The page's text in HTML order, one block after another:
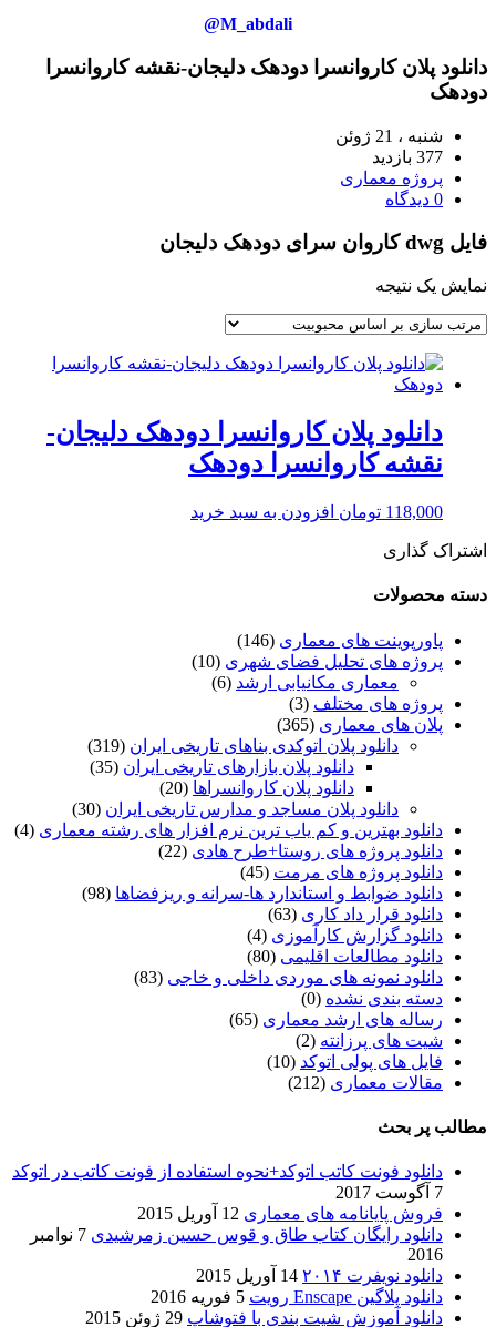
M_abdali@
دانلود پلان کاروانسرا دودهک دلیجان-نقشه کاروانسرا
دودهک
شنبه ، 21 ژوئن
377 بازدید
پروژه معماری
0 دیدگاه
فایل dwg کاروان سرای دودهک دلیجان
نمایش یک نتیجه
دانلود پلان کاروانسرا دودهک دلیجان-
نقشه کاروانسرا دودهک
118,000 تومان افزودن به سبد خرید
اشتراک گذاری
دسته محصولات
پاورپوینت های معماری (146)
پروژه های تحلیل فضای شهری (10)
معماری مکانیابی ارشد (6)
پروژه های مختلف (3)
پلان های معماری (365)
دانلود پلان اتوکدی بناهای تاریخی ایران (319)
دانلود پلان بازارهای تاریخی ایران (35)
دانلود پلان کاروانسراها (20)
دانلود پلان مساجد و مدارس تاریخی ایران (30)
دانلود بهترین و کم یاب ترین نرم افزار های رشته معماری (4)
دانلود پروژه های روستا+طرح هادی (22)
دانلود پروژه های مرمت (45)
دانلود ضوابط و استاندارد ها-سرانه و ریزفضاها (98)
دانلود قرار داد کاری (63)
دانلود گزارش کارآموزی (4)
دانلود مطالعات اقلیمی (80)
دانلود نمونه های موردی داخلی و خاجی (83)
دسته بندی نشده (0)
رساله های ارشد معماری (65)
شیت های پرزانته (2)
فایل های پولی اتوکد (10)
مقالات معماری (212)
مطالب پر بحث
دانلود فونت کاتب اتوکد+نحوه استفاده از فونت کاتب در اتوکد
7 آگوست 2017
فروش پایانامه های معماری 12 آوریل 2015
دانلود رایگان کتاب طاق و قوس حسین زمرشیدی
7 نوامبر
2016
دانلود نویفرت ۲۰۱۴
14 آوریل 2015
دانلود پلاگین Enscape رویت
5 فوریه 2016
دانلود آموزش شیت بندی با فتوشاپ 29 ژوئن 2015